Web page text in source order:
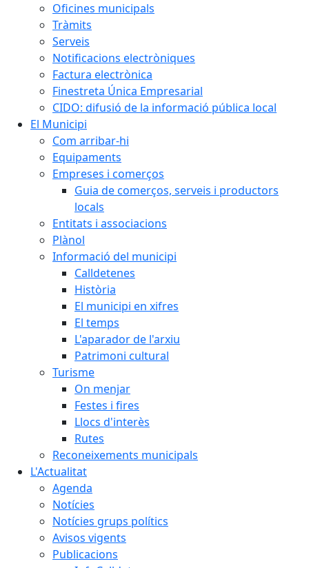
Oficines municipals
Tràmits
Serveis
Notificacions electròniques
Factura electrònica
Finestreta Única Empresarial
CIDO: difusió de la informació pública local
El Municipi
Com arribar-hi
Equipaments
Empreses i comerços
Guia de comerços, serveis i productors
locals
Entitats i associacions
Plànol
Informació del municipi
Calldetenes
Història
El municipi en xifres
El temps
L'aparador de l'arxiu
Patrimoni cultural
Turisme
On menjar
Festes i fires
Llocs d'interès
Rutes
Reconeixements municipals
L'Actualitat
Agenda
Notícies
Notícies grups polítics
Avisos vigents
Publicacions